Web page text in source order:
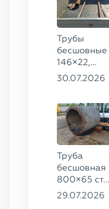
Трубы
бесшовные
146×22,
68×12 ГОСТ
30.07.2026
Труба
бесшовная
800×65 ст.
17ГС
29.07.2026